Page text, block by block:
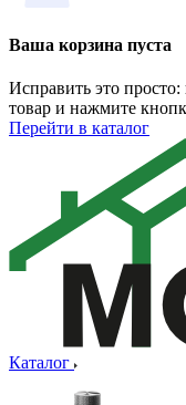
Ваша корзина пуста
Исправить это
товар и нажмите
Перейти в каталог
Каталог